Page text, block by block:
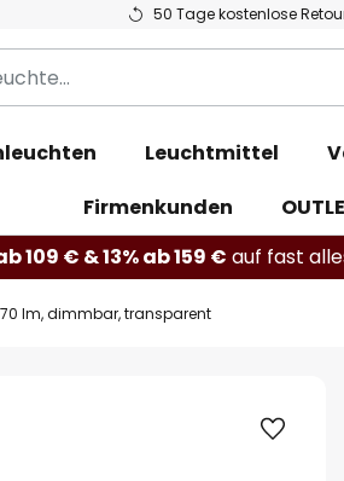
50 Tage kostenlose
Leuchtmittel
Firmenkunden
109 € & 13% ab 159 € auf fast
lm, dimmbar, transparent